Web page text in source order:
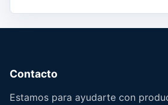
Contacto
Estamos para ayudarte con